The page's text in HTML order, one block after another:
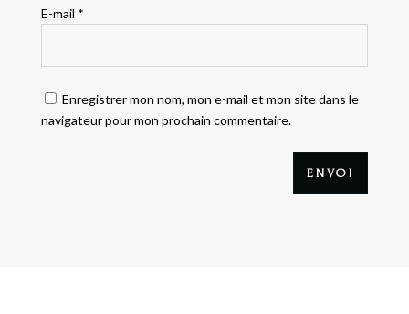
E-mail *
Enregistrer mon nom, mon e-mail et mon site dans le
navigateur pour mon prochain commentaire.
ENVOI